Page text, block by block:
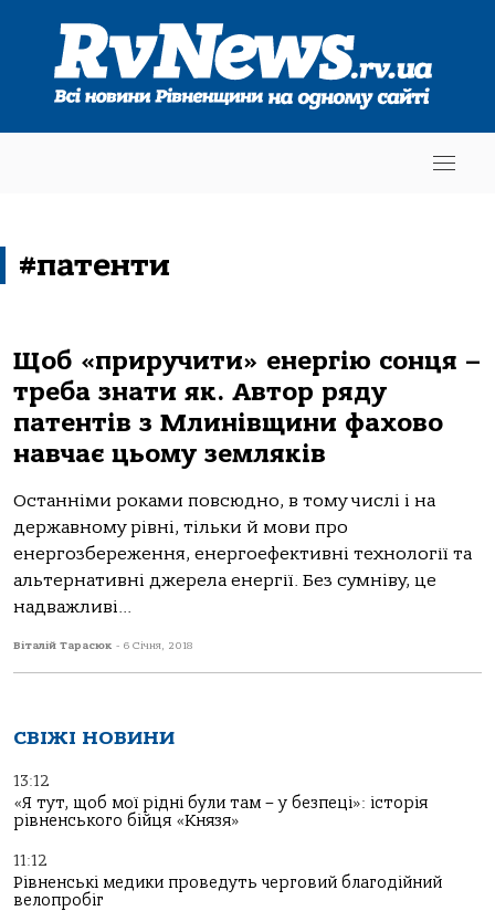
#патенти
Щоб «приручити» енергію сонця –
треба знати як. Автор ряду
патентів з Млинівщини фахово
навчає цьому земляків
Останніми роками повсюдно, в тому числі і на
державному рівні, тільки й мови про
енергозбереження, енергоефективні технології та
альтернативні джерела енергії. Без сумніву, це
надважливі...
Віталій Тарасюк - 6 Січня, 2018
СВІЖІ НОВИНИ
13:12
«Я тут, щоб мої рідні були там – у безпеці»: історія
рівненського бійця «Князя»
11:12
Рівненські медики проведуть черговий благодійний
велопробіг